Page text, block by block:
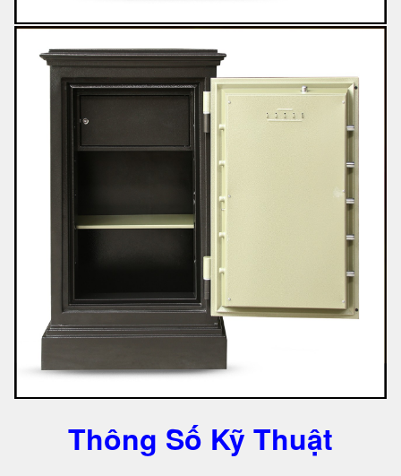
Thông Số Kỹ Thuật